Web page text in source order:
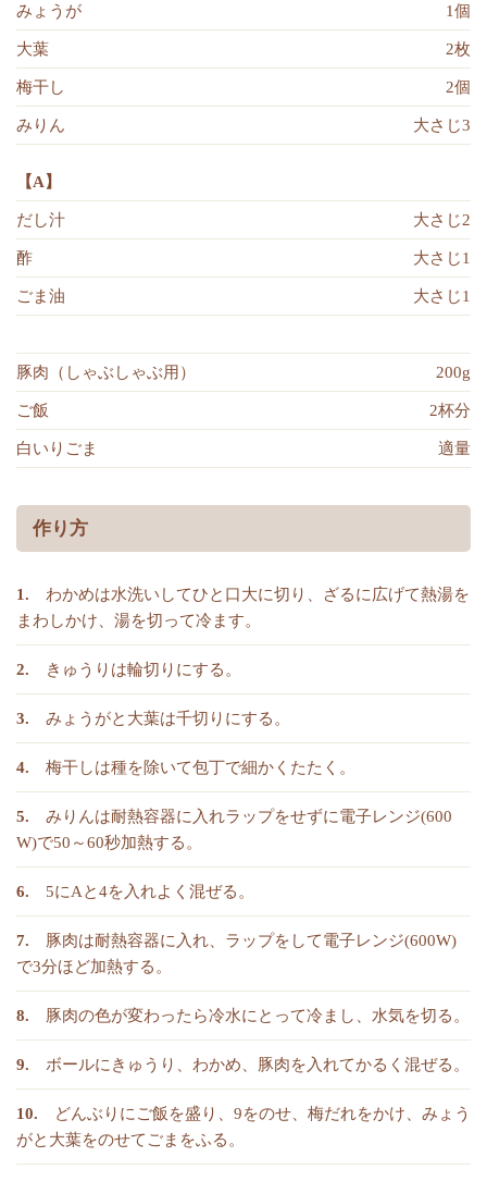
みょうが 1個
大葉 2枚
梅干し 2個
みりん 大さじ3
【A】
だし汁 大さじ2
酢 大さじ1
ごま油 大さじ1
豚肉（しゃぶしゃぶ用） 200g
ご飯 2杯分
白いりごま 適量
作り方
わかめは水洗いしてひと口大に切り、ざるに広げて熱湯を
まわしかけ、湯を切って冷ます。
きゅうりは輪切りにする。
みょうがと大葉は千切りにする。
梅干しは種を除いて包丁で細かくたたく。
みりんは耐熱容器に入れラップをせずに電子レンジ(600
W)で50～60秒加熱する。
5にAと4を入れよく混ぜる。
豚肉は耐熱容器に入れ、ラップをして電子レンジ(600W)
で3分ほど加熱する。
豚肉の色が変わったら冷水にとって冷まし、水気を切る。
ボールにきゅうり、わかめ、豚肉を入れてかるく混ぜる。
どんぶりにご飯を盛り、9をのせ、梅だれをかけ、みょう
がと大葉をのせてごまをふる。